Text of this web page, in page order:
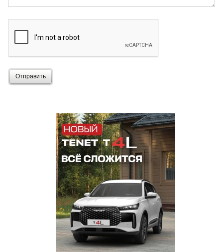
Отправить